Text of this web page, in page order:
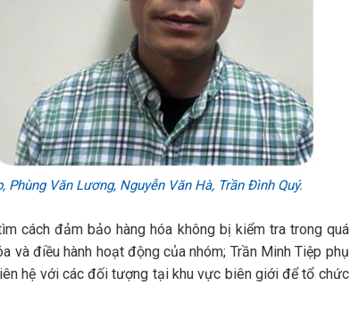
Văn Lương, Nguyễn Văn Hà, Trần Đình Quý.
cách đảm bảo hàng hóa không bị kiểm tra trong quá
và điều hành hoạt động của nhóm; Trần Minh Tiệp phụ
hệ với các đối tượng tại khu vực biên giới để tổ chức